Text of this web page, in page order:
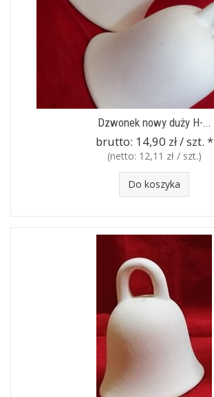
Dzwonek nowy duży H-...
brutto: 14,90 zł / szt. *
(netto: 12,11 zł / szt.)
Do koszyka